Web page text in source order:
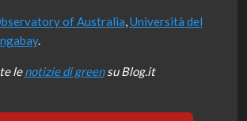
of Australia,Università del
.
lenotizie di greensu Blog.it